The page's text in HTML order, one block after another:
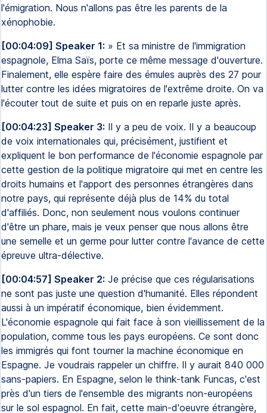
l'émigration. Nous n'allons pas être les parents de la
xénophobie.
[00:04:09] Speaker 1: » Et sa ministre de l'immigration
espagnole, Elma Saïs, porte ce même message d'ouverture.
Finalement, elle espère faire des émules auprès des 27 pour
lutter contre les idées migratoires de l'extrême droite. On va
l'écouter tout de suite et puis on en reparle juste après.
[00:04:23] Speaker 3: Il y a peu de voix. Il y a beaucoup
de voix internationales qui, précisément, justifient et
expliquent le bon performance de l'économie espagnole par
cette gestion de la politique migratoire qui met en centre les
droits humains et l'apport des personnes étrangères dans
notre pays, qui représente déjà plus de 14% du total
d'affiliés. Donc, non seulement nous voulons continuer
d'être un phare, mais je veux penser que nous allons être
une semelle et un germe pour lutter contre l'avance de cette
épreuve ultra-délective.
[00:04:57] Speaker 2: Je précise que ces régularisations
ne sont pas juste une question d'humanité. Elles répondent
aussi à un impératif économique, bien évidemment.
L'économie espagnole qui fait face à son vieillissement de la
population, comme tous les pays européens. Ce sont donc
les immigrés qui font tourner la machine économique en
Espagne. Je voudrais rappeler un chiffre. Il y aurait 840 000
sans-papiers. En Espagne, selon le think-tank Funcas, c'est
près d'un tiers de l'ensemble des migrants non-européens
sur le sol espagnol. En fait, cette main-d'oeuvre étrangère,